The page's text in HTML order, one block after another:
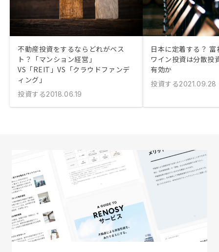
不動産投資をするならどれがベス
ト？「マンション経営」
VS「REIT」VS「クラウドファンデ
ィング」
投資する2018.06.19
日本に定着する？
ワイン投資は分散投
有効か
投資する2021.09.28